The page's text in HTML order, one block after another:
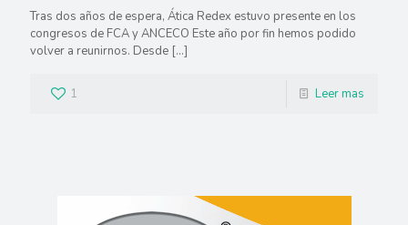
Tras dos años de espera, Ática Redex estuvo presente en los
congresos de FCA y ANCECO Este año por fin hemos podido
volver a reunirnos. Desde […]
1 Leer mas